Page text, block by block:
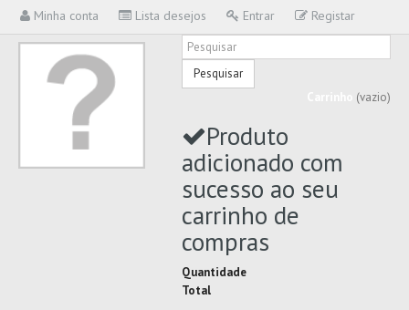
Minha conta Lista desejos Entrar Registar
Pesquisar
(vazio)
Produto
adicionado com
sucesso ao seu
carrinho de
compras
Quantidade
Total